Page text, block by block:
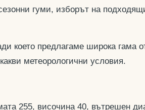
гуми, изборът на
което предлагаме широка гама
метеорологични условия.
255, височина 40, вътрешен